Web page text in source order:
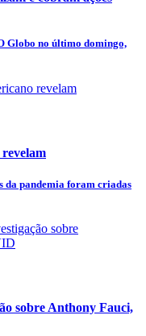
Globo no último domingo,
da pandemia foram criadas
sobre Anthony Fauci,